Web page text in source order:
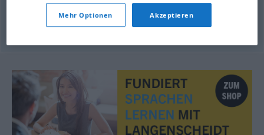
aufmerksam,skeptisch,kritisch,achtsam
Mehr Optionen Akzeptieren